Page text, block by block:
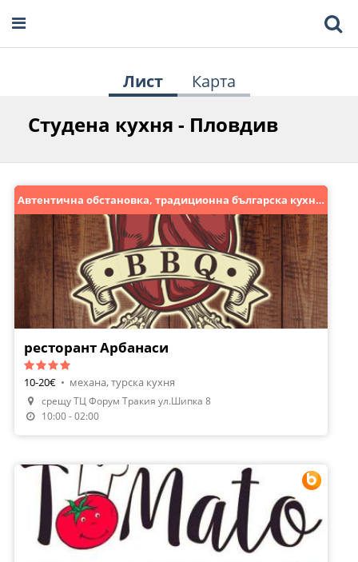
Лист Карта
Студена кухня - Пловдив
Направи Резервация
Автентична обстановка, традиционна българска кухня!
ресторант Арбанаси
10-20€ • механа, турска кухня
срещу ТЦ Форум Тракия ул.Шипка 8
10:00 - 02:00